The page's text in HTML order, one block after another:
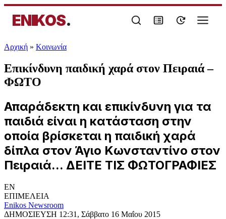
ENIKOS.
Αρχική » Κοινωνία
Επικίνδυνη παιδική χαρά στον Πειραιά –
ΦΩΤΟ
Απαράδεκτη και επικίνδυνη για τα
παιδιά είναι η κατάσταση στην
οποία βρίσκεται η παιδική χαρά
δίπλα στον Άγιο Κωνσταντίνο στον
Πειραιά... ΔΕΙΤΕ ΤΙΣ ΦΩΤΟΓΡΑΦΙΕΣ
EN
ΕΠΙΜΕΛΕΙΑ
Enikos Newsroom
ΔΗΜΟΣΙΕΥΣΗ 12:31, Σάββατο 16 Μαΐου 2015